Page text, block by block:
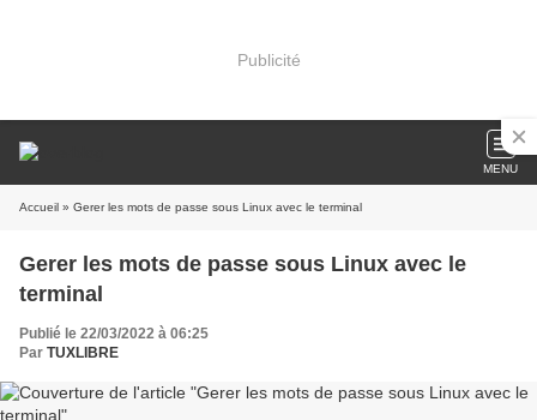
Publicité
MENU
Accueil » Gerer les mots de passe sous Linux avec le terminal
Gerer les mots de passe sous Linux avec le
terminal
Publié le 22/03/2022 à 06:25
Par TUXLIBRE